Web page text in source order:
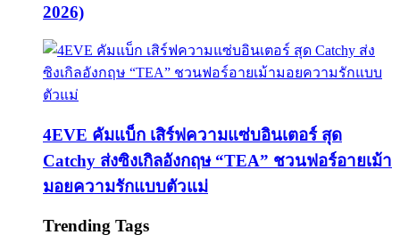
2026)
4EVE คัมแบ็ก เสิร์ฟความแซ่บอินเตอร์ สุด
Catchy ส่งซิงเกิลอังกฤษ “TEA” ชวนฟอร์อายเม้า
มอยความรักแบบตัวแม่
Trending Tags